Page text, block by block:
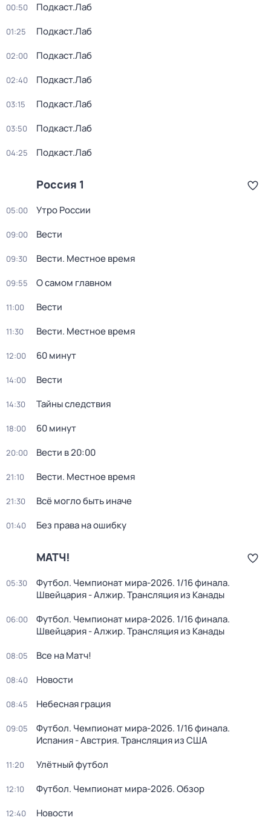
00:50 Подкаст.Лаб
01:25 Подкаст.Лаб
02:00 Подкаст.Лаб
02:40 Подкаст.Лаб
03:15 Подкаст.Лаб
03:50 Подкаст.Лаб
04:25 Подкаст.Лаб
Россия 1
05:00 Утро России
09:00 Вести
09:30 Вести. Местное время
09:55 О самом главном
11:00 Вести
11:30 Вести. Местное время
12:00 60 минут
14:00 Вести
14:30 Тайны следствия
18:00 60 минут
20:00 Вести в 20:00
21:10 Вести. Местное время
21:30 Всё могло быть иначе
01:40 Без права на ошибку
МАТЧ!
05:30
Футбол. Чемпионат мира-2026. 1/16 финала.
Швейцария - Алжир. Трансляция из Канады
06:00
Футбол. Чемпионат мира-2026. 1/16 финала.
Швейцария - Алжир. Трансляция из Канады
08:05 Все на Матч!
08:40 Новости
08:45 Небесная грация
09:05
Футбол. Чемпионат мира-2026. 1/16 финала.
Испания - Австрия. Трансляция из США
11:20 Улётный футбол
12:10 Футбол. Чемпионат мира-2026. Обзор
12:40 Новости